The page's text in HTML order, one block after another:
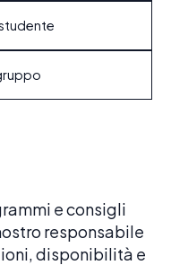
e consigli
responsabile
disponibilità e